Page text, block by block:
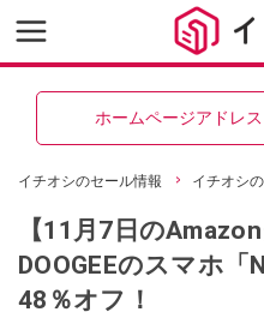
ホームページアドレ
イチオシのセール情報 イチオシ
【11月7日の
DOOGEEのスマホ
48％オフ！